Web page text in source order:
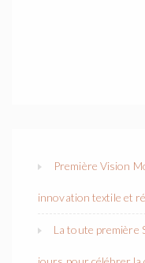
Première Vision
innovation textile et
La toute première